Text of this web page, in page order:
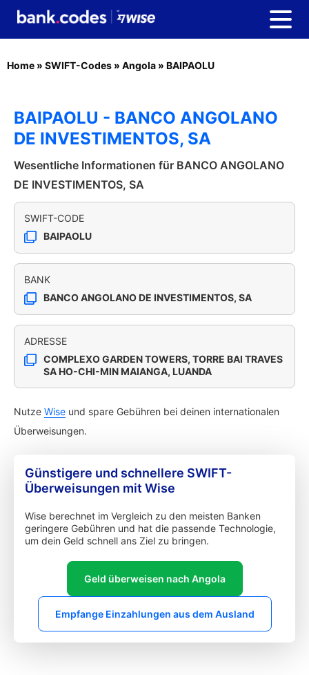
Home » SWIFT-Codes » Angola » BAIPAOLU
BAIPAOLU - BANCO ANGOLANO
DE INVESTIMENTOS, SA
Wesentliche Informationen für BANCO ANGOLANO
DE INVESTIMENTOS, SA
SWIFT-CODE
BAIPAOLU
BANK
BANCO ANGOLANO DE INVESTIMENTOS, SA
ADRESSE
COMPLEXO GARDEN TOWERS, TORRE BAI TRAVES
SA HO-CHI-MIN MAIANGA, LUANDA
Nutze Wise und spare Gebühren bei deinen internationalen
Überweisungen.
Günstigere und schnellere SWIFT-
Überweisungen mit Wise
Wise berechnet im Vergleich zu den meisten Banken
geringere Gebühren und hat die passende Technologie,
um dein Geld schnell ans Ziel zu bringen.
Geld überweisen nach Angola
Empfange Einzahlungen aus dem Ausland